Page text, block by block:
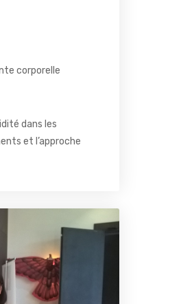
corporelle
dans les
et l’approche